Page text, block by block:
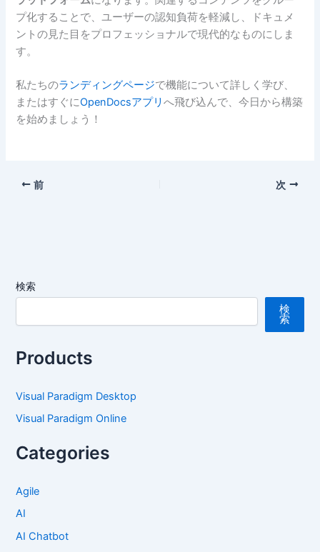
プ化することで、ユーザーの認知負荷を軽減し、ドキュメ
ントの見た目をプロフェッショナルで現代的なものにしま
す。
私たちのランディングページで機能について詳しく学び、
またはすぐにOpenDocsアプリへ飛び込んで、今日から構築
を始めましょう！
前 次
検索
検
索
Products
Visual Paradigm Desktop
Visual Paradigm Online
Categories
Agile
AI
AI Chatbot